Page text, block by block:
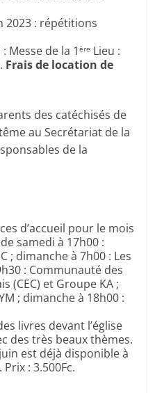
2023 : répétitions
Messe de la 1ère Lieu :
Frais de location de
des catéchisés de
au Secrétariat de la
de la
d’accueil pour le mois
samedi à 17h00 :
; dimanche à 7h00 : Les
: Communauté des
(CEC) et Groupe KA ;
; dimanche à 18h00 :
livres devant l’église
des très beaux thèmes.
est déjà disponible à
: 3.500Fc.